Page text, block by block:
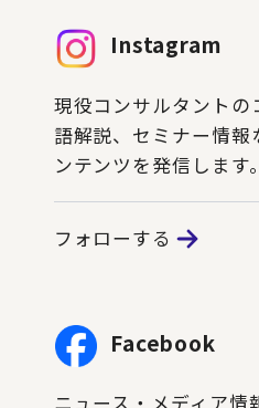
Instagram
現役コンサルタントの
語解説、セミナー情報
ンテンツを発信します。
フォローする
Facebook